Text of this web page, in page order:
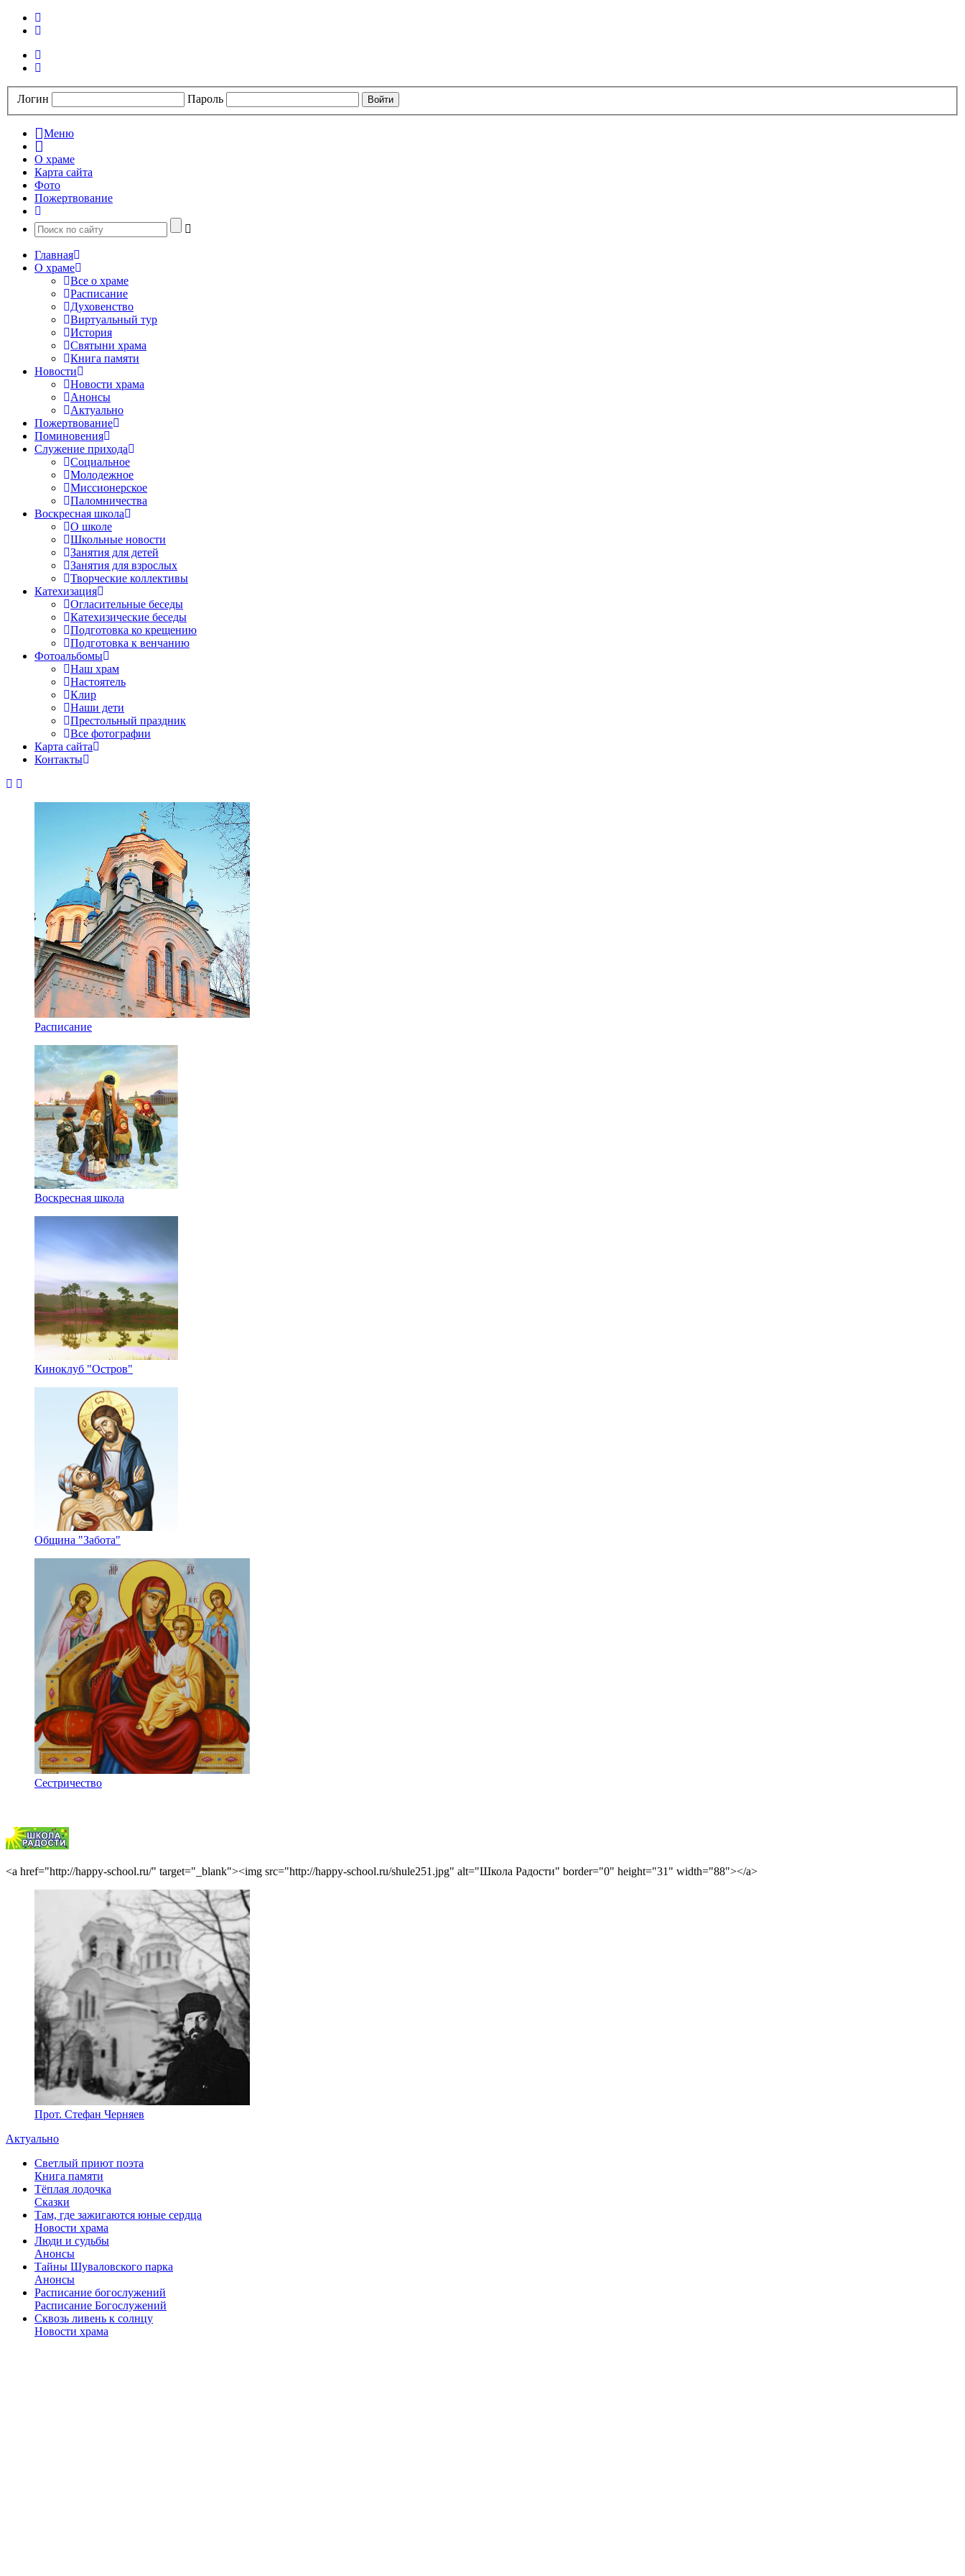
Логин Пароль
Меню
О храме
Карта сайта
Фото
Пожертвование
Главная
О храме
Все о храме
Расписание
Духовенство
Виртуальный тур
История
Святыни храма
Книга памяти
Новости
Новости храма
Анонсы
Актуально
Пожертвование
Поминовения
Служение прихода
Социальное
Молодежное
Миссионерское
Паломничества
Воскресная школа
О школе
Школьные новости
Занятия для детей
Занятия для взрослых
Творческие коллективы
Катехизация
Огласительные беседы
Катехизические беседы
Подготовка ко крещению
Подготовка к венчанию
Фотоальбомы
Наш храм
Настоятель
Клир
Наши дети
Престольный праздник
Все фотографии
Карта сайта
Контакты
Расписание
Воскресная школа
Киноклуб "Остров"
Община "Забота"
Сестричество
<a href="http://happy-school.ru/" target="_blank"><img src="http://happy-school.ru/shule251.jpg" alt="Школа Радости" border="0" height="31" width="88"></a>
Прот. Стефан Черняев
Актуально
Светлый приют поэта
Книга памяти
Тёплая лодочка
Сказки
Там, где зажигаются юные сердца
Новости храма
Люди и судьбы
Анонсы
Тайны Шуваловского парка
Анонсы
Расписание богослужений
Расписание Богослужений
Сквозь ливень к солнцу
Новости храма